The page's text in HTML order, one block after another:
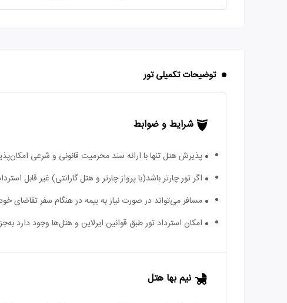
توضیحات تکمیلی تور
شرایط و ضوابط
پذیرش هتل تنها با ارائه سند محرمیت قانونی و شرعی
اگر تور چارتر باشد(با پرواز چارتر و هتل گارانتی) غیر قابل
مسافر می‌تواند در صورت نیاز به بیمه در هنگام سفر تقاضای خود
امکان استرداد تور طبق قوانین ایرلاین و هتل‌ها وجود دارد
نیم بها هتل